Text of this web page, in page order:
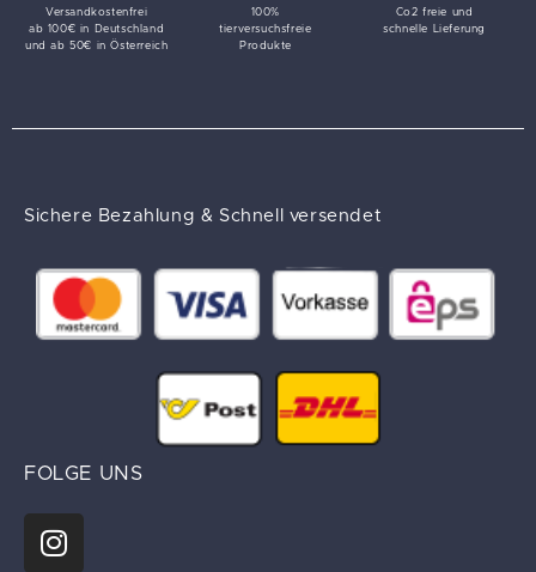
Versandkostenfrei
ab 100€ in Deutschland
und ab 50€ in Österreich
100%
tierversuchsfreie
Produkte
Co2 freie und
schnelle Lieferung
Sichere Bezahlung & Schnell versendet
FOLGE UNS